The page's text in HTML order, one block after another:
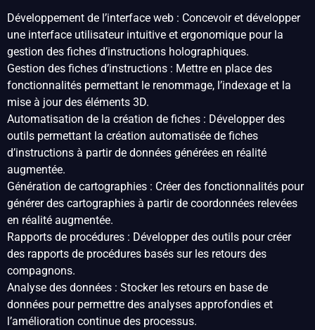
Développement de l’interface web : Concevoir et développer
une interface utilisateur intuitive et ergonomique pour la
gestion des fiches d’instructions holographiques.
Gestion des fiches d’instructions : Mettre en place des
fonctionnalités permettant le renommage, l’indexage et la
mise à jour des éléments 3D.
Automatisation de la création de fiches : Développer des
outils permettant la création automatisée de fiches
d’instructions à partir de données générées en réalité
augmentée.
Génération de cartographies : Créer des fonctionnalités pour
générer des cartographies à partir de coordonnées relevées
en réalité augmentée.
Rapports de procédures : Développer des outils pour créer
des rapports de procédures basés sur les retours des
compagnons.
Analyse des données : Stocker les retours en base de
données pour permettre des analyses approfondies et
l’amélioration continue des processus.